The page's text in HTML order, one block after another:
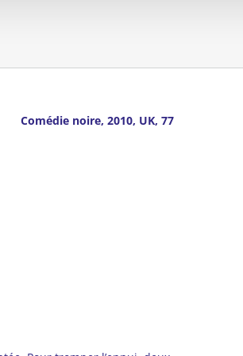
Comédie noire, 2010, UK, 77